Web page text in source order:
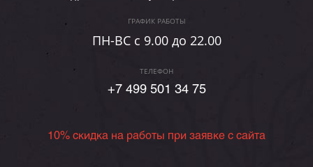
ГРАФИК РАБОТЫ
ПН-ВC c 9.00 до 22.00
ТЕЛЕФОН
+7 499 501 34 75
10% скидка на работы при заявке с сайта